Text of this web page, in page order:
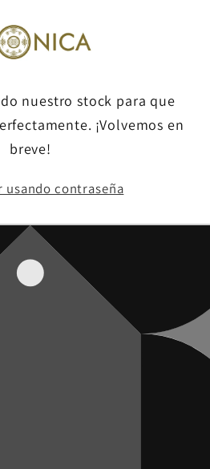
nuestro stock para que
¡Volvemos en
breve!
usando contraseña